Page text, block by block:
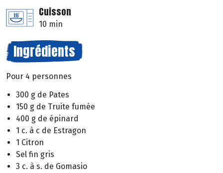
Cuisson
10 min
Ingrédients
Pour 4 personnes
300 g de Pates
150 g de Truite fumée
400 g de épinard
1 c. à c de Estragon
1 Citron
Sel fin gris
3 c. à s. de Gomasio